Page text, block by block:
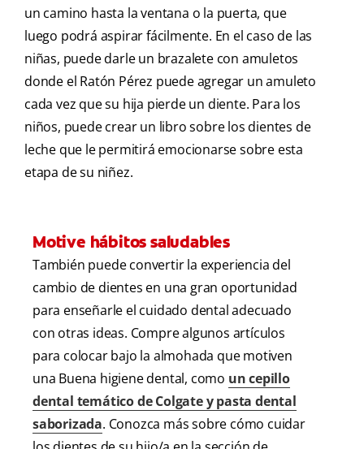
un camino hasta la ventana o la puerta, que
luego podrá aspirar fácilmente. En el caso de las
niñas, puede darle un brazalete con amuletos
donde el Ratón Pérez puede agregar un amuleto
cada vez que su hija pierde un diente. Para los
niños, puede crear un libro sobre los dientes de
leche que le permitirá emocionarse sobre esta
etapa de su niñez.
Motive hábitos saludables
También puede convertir la experiencia del
cambio de dientes en una gran oportunidad
para enseñarle el cuidado dental adecuado
con otras ideas. Compre algunos artículos
para colocar bajo la almohada que motiven
una Buena higiene dental, como un cepillo
dental temático de Colgate y pasta dental
saborizada. Conozca más sobre cómo cuidar